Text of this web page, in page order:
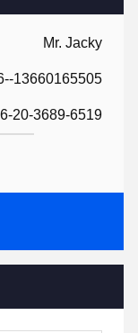
Mr. Jacky
13660165505
20-3689-6519